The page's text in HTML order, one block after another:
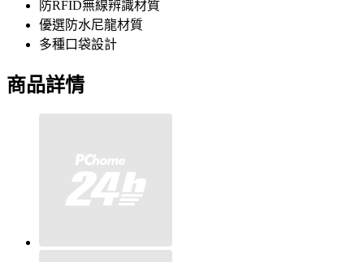
防RFID無線辨識材質
優選防水尼龍材質
多種口袋設計
商品詳情